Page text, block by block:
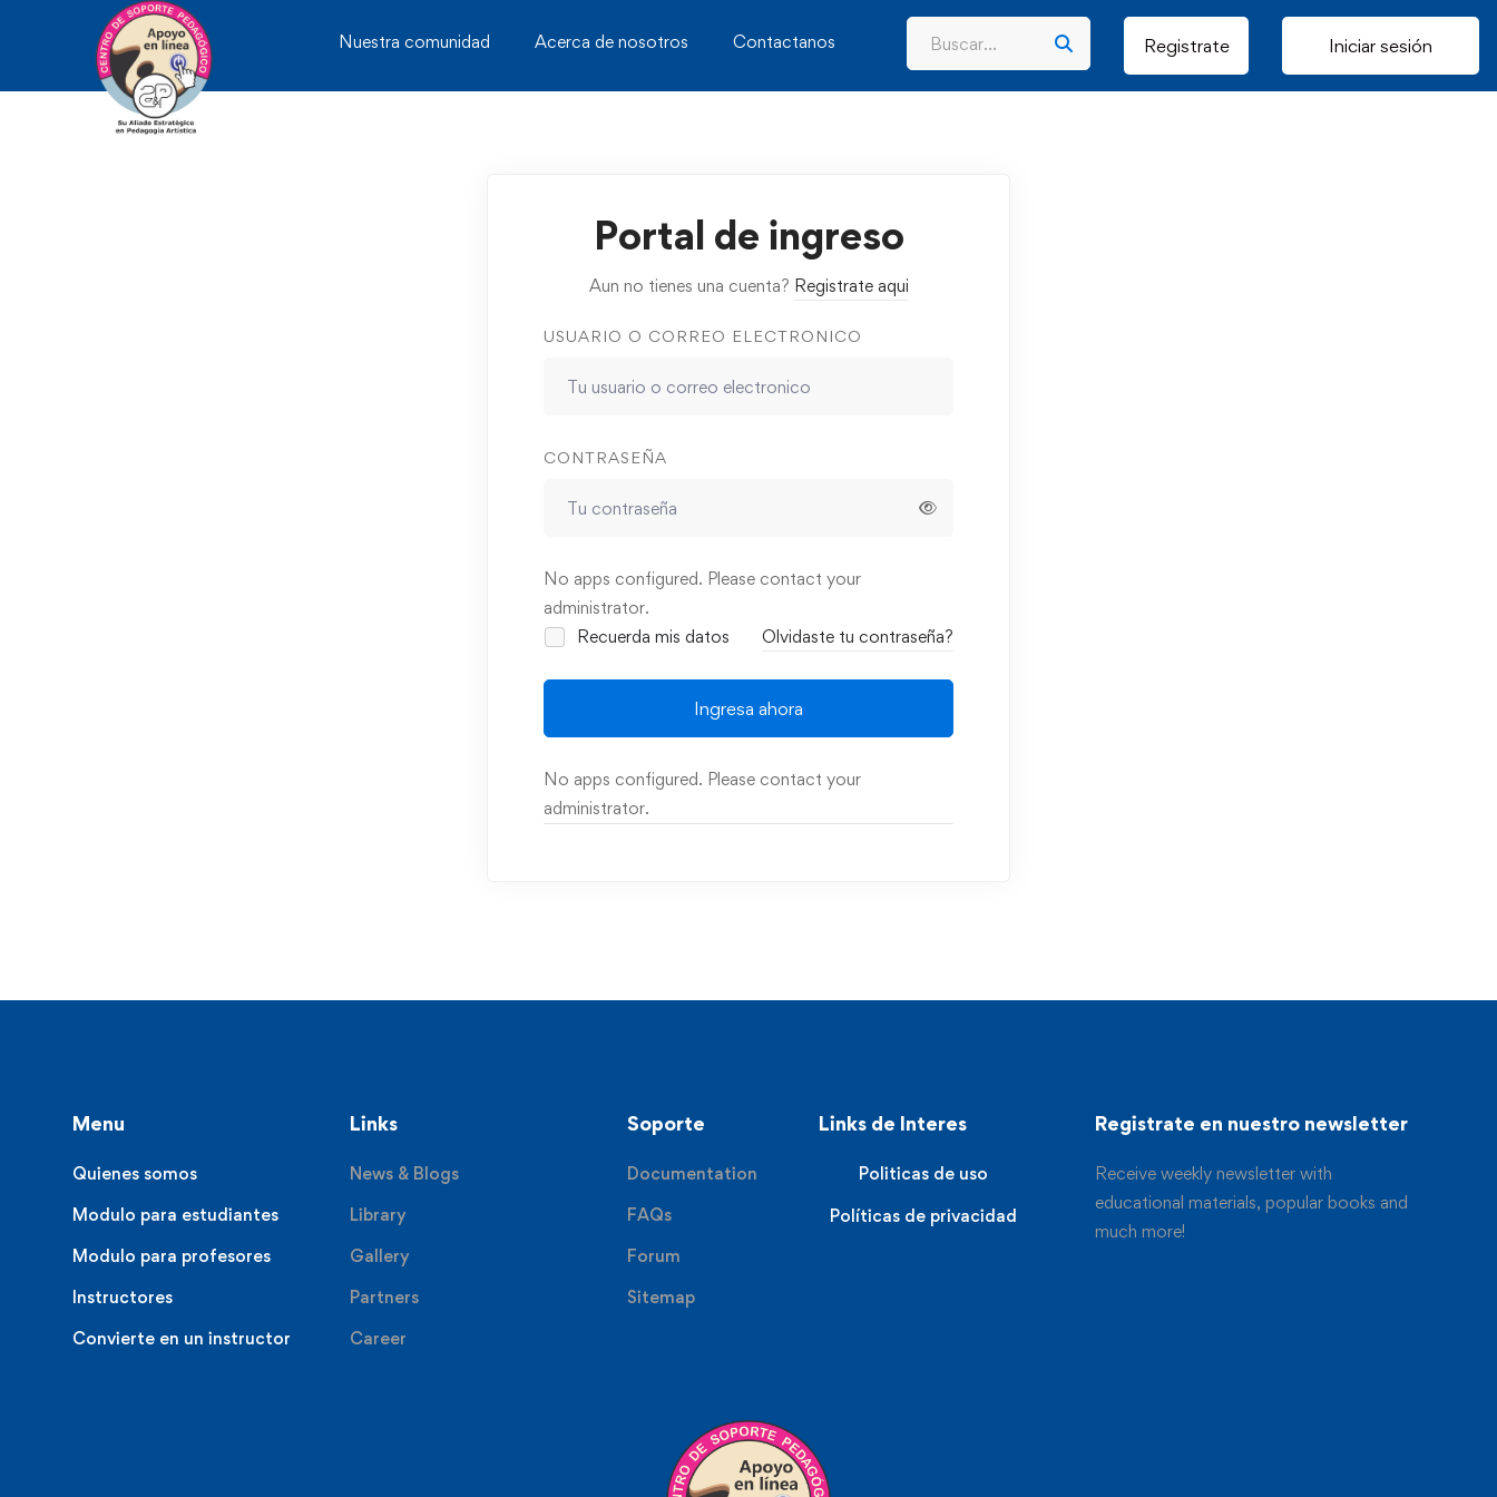
Nuestra comunidad Acerca de nosotros Contactanos Registrate Iniciar sesión
Portal de ingreso
Aun no tienes una cuenta? Registrate aqui
USUARIO O CORREO ELECTRONICO
CONTRASEÑA
No apps configured. Please contact your
administrator.
Recuerda mis datos
Olvidaste tu contraseña?
Ingresa ahora
No apps configured. Please contact your
administrator.
Menu
Quienes somos
Modulo para estudiantes
Modulo para profesores
Instructores
Convierte en un instructor
Links
News & Blogs
Library
Gallery
Partners
Career
Soporte
Documentation
FAQs
Forum
Sitemap
Links de Interes
Politicas de uso
Políticas de privacidad
Registrate en nuestro newsletter
Receive weekly newsletter with
educational materials, popular books and
much more!